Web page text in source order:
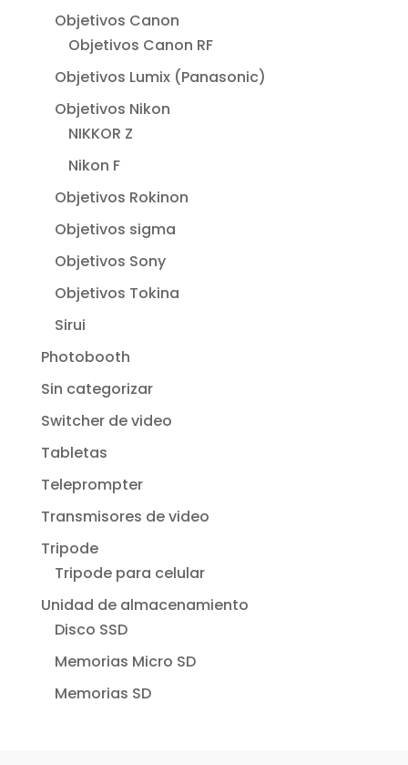
Objetivos Canon
Objetivos Canon RF
Objetivos Lumix (Panasonic)
Objetivos Nikon
NIKKOR Z
Nikon F
Objetivos Rokinon
Objetivos sigma
Objetivos Sony
Objetivos Tokina
Sirui
Photobooth
Sin categorizar
Switcher de video
Tabletas
Teleprompter
Transmisores de video
Tripode
Tripode para celular
Unidad de almacenamiento
Disco SSD
Memorias Micro SD
Memorias SD